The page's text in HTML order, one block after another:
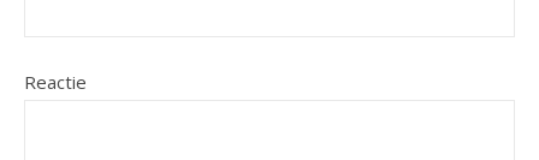
Reactie